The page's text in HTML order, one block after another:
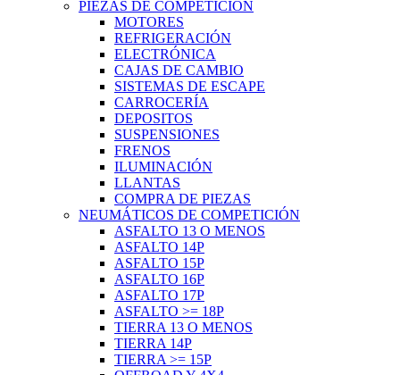
PIEZAS DE COMPETICIÓN
MOTORES
REFRIGERACIÓN
ELECTRÓNICA
CAJAS DE CAMBIO
SISTEMAS DE ESCAPE
CARROCERÍA
DEPOSITOS
SUSPENSIONES
FRENOS
ILUMINACIÓN
LLANTAS
COMPRA DE PIEZAS
NEUMÁTICOS DE COMPETICIÓN
ASFALTO 13 O MENOS
ASFALTO 14P
ASFALTO 15P
ASFALTO 16P
ASFALTO 17P
ASFALTO >= 18P
TIERRA 13 O MENOS
TIERRA 14P
TIERRA >= 15P